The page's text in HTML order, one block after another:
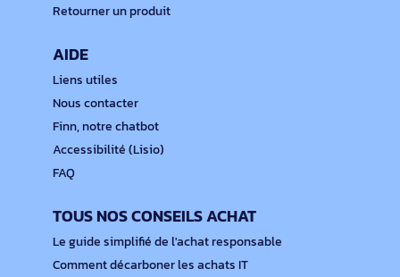
Retourner un produit
AIDE
Liens utiles
Nous contacter
Finn, notre chatbot
Accessibilité (Lisio)
FAQ
TOUS NOS CONSEILS ACHAT
Le guide simplifié de l'achat responsable
Comment décarboner les achats IT